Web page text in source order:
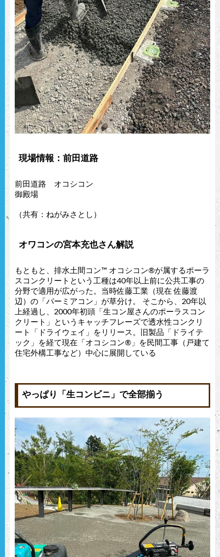
現場情報：前田道路
前田道路 オコシコン
御殿場
（共有：ねがみさとし）
オワコンの宮本充也さん解説
もともと、排水土間コン™︎ オコシコン®︎が属するポーラ
スコンクリートという工種は40年以上前に公共工事の
分野で適用が広がった。当時佐藤工業（現在 佐藤渡
辺）の「パーミアコン」が草分け。 そこから、20年以
上経過し、2000年初頭「生コン屋さんのポーラスコン
クリート」というキャッチフレーズで透水性コンクリ
ート「ドライウェイ」をリリース。旧製品「ドライテ
ック」を経て現在「オコシコン®︎」を民間工事（戸建て
住宅外構工事など）中心に展開している
やっぱり「生コンビニ」で全部揃う